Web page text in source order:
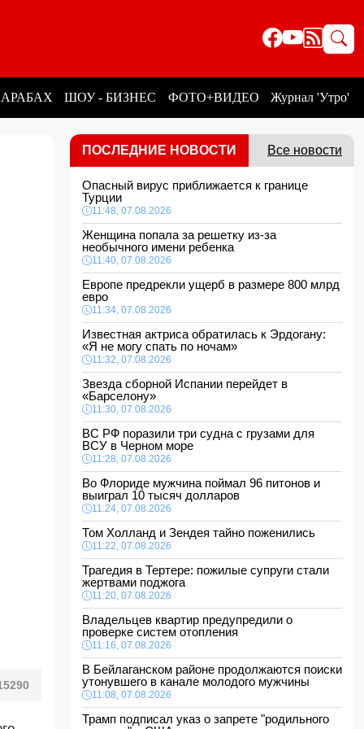
ШОУ - БИЗНЕС ФОТО+ВИДЕО Журнал 'Утро'
ПОСЛЕДНИЕ НОВОСТИ Все новости
Опасный вирус приближается к границе
Турции
11:48, 07.08.2026
Женщина попала за решетку из-за
необычного имени ребенка
11:40, 07.08.2026
Европе предрекли ущерб в размере 800 млрд
евро
11:34, 07.08.2026
Известная актриса обратилась к Эрдогану:
«Я не могу спать по ночам»
11:32, 07.08.2026
Звезда сборной Испании перейдет в
«Барселону»
11:30, 07.08.2026
ВС РФ поразили три судна с грузами для
ВСУ в Черном море
11:28, 07.08.2026
Во Флориде мужчина поймал 96 питонов и
выиграл 10 тысяч долларов
11:24, 07.08.2026
Том Холланд и Зендея тайно поженились
11:22, 07.08.2026
Трагедия в Тертере: пожилые супруги стали
жертвами поджога
11:20, 07.08.2026
Владельцев квартир предупредили о
проверке систем отопления
11:16, 07.08.2026
В Бейлаганском районе продолжаются поиски
утонувшего в канале молодого мужчины
11:08, 07.08.2026
Трамп подписал указ о запрете "родильного